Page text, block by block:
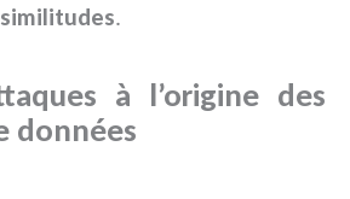
.
à l’origine des
données